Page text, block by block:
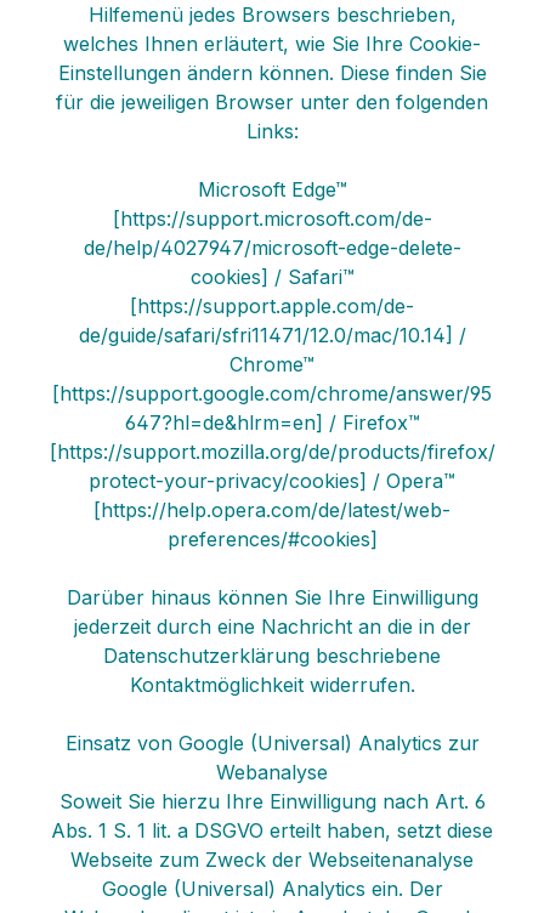
Hilfemenü jedes Browsers beschrieben,
welches Ihnen erläutert, wie Sie Ihre Cookie-
Einstellungen ändern können. Diese finden Sie
für die jeweiligen Browser unter den folgenden
Links:
Microsoft Edge™
[https://support.microsoft.com/de-
de/help/4027947/microsoft-edge-delete-
cookies] / Safari™
[https://support.apple.com/de-
de/guide/safari/sfri11471/12.0/mac/10.14] /
Chrome™
[https://support.google.com/chrome/answer/95
647?hl=de&hlrm=en] / Firefox™
[https://support.mozilla.org/de/products/firefox/
protect-your-privacy/cookies] / Opera™
[https://help.opera.com/de/latest/web-
preferences/#cookies]
Darüber hinaus können Sie Ihre Einwilligung
jederzeit durch eine Nachricht an die in der
Datenschutzerklärung beschriebene
Kontaktmöglichkeit widerrufen.
Einsatz von Google (Universal) Analytics zur
Webanalyse
Soweit Sie hierzu Ihre Einwilligung nach Art. 6
Abs. 1 S. 1 lit. a DSGVO erteilt haben, setzt diese
Webseite zum Zweck der Webseitenanalyse
Google (Universal) Analytics ein. Der